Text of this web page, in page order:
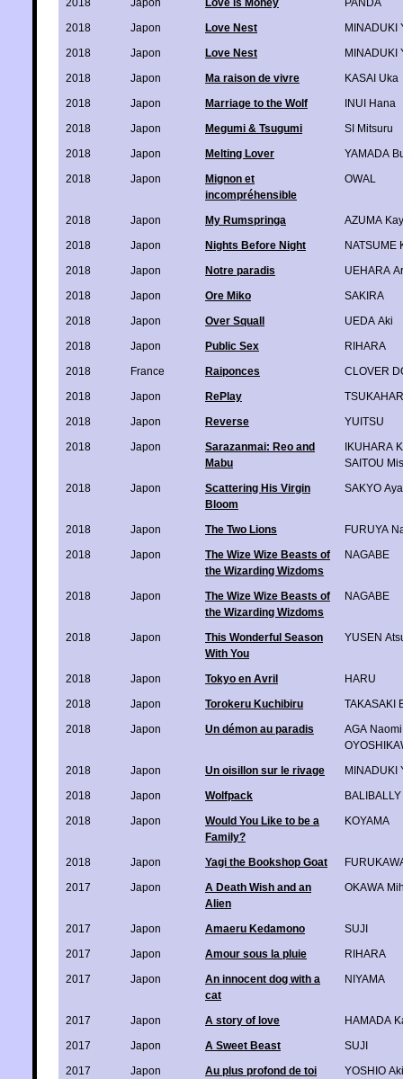
2018
Japon Love Nest
MINADUKI
2018
Japon Love Nest
MINADUKI
2018
Japon Ma raison de vivre
KASAI Uka
2018
Japon Marriage to the Wolf
INUI Hana
2018
Japon Megumi & Tsugumi
SI Mitsuru
2018
Japon Melting Lover
YAMADA
2018
Japon
Mignon et
incompréhensible
OWAL
2018 Japon My Rumspringa
AZUMA
2018
Japon Nights Before Night
NATSUME
2018
Japon Notre paradis
UEHARA
2018
Japon Ore Miko
SAKIRA
2018
Japon Over Squall
UEDA Aki
2018
Japon Public Sex
RIHARA
2018
France Raiponces
CLOVER
2018
Japon RePlay
2018
Japon Reverse
YUITSU
2018
Japon
Sarazanmai: Reo and
Mabu
IKUHARA
SAITOU
2018
Japon
Scattering His Virgin
Bloom
SAKYO Aya
2018 Japon The Two Lions
FURUYA
2018
Japon
The Wize Wize Beasts of
the Wizarding Wizdoms
NAGABE
2018 Japon
The Wize Wize Beasts of
the Wizarding Wizdoms
NAGABE
2018 Japon
This Wonderful Season
With You
YUSEN
2018 Japon Tokyo en Avril
HARU
2018
Japon Torokeru Kuchibiru
TAKASAKI
2018
Japon Un démon au paradis AGA Naomi
2018
Japon Un oisillon sur le rivage
MINADUKI
2018
Japon Wolfpack
2018
Japon
Would You Like to be a
Family?
KOYAMA
2018 Japon Yagi the Bookshop Goat
2017
Japon
A Death Wish and an
Alien
OKAWA
2017 Japon Amaeru Kedamono
SUJI
2017
Japon Amour sous la pluie
RIHARA
2017
Japon
An innocent dog with a
cat
NIYAMA
2017 Japon A story of love
HAMADA
2017
Japon A Sweet Beast
SUJI
2017
Japon Au plus profond de toi
YOSHIO